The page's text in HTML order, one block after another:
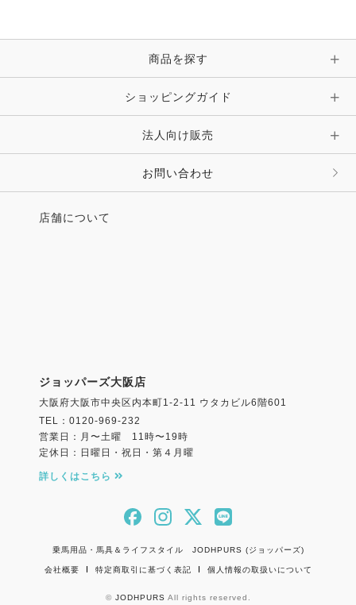
商品を探す
ショッピングガイド
法人向け販売
お問い合わせ
店舗について
ジョッパーズ大阪店
大阪府大阪市中央区内本町1-2-11 ウタカビル6階601
TEL：0120-969-232
営業日：月〜土曜 11時〜19時
定休日：日曜日・祝日・第４月曜
詳しくはこちら
乗馬用品・馬具＆ライフスタイル JODHPURS (ジョッパーズ)
会社概要 特定商取引に基づく表記 個人情報の取扱いについて
© JODHPURS All rights reserved.